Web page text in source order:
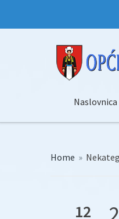
Naslovnica
Home »
12